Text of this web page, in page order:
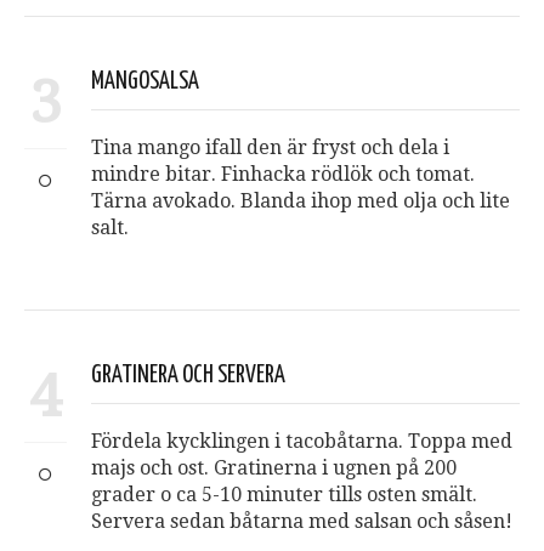
3 MANGOSALSA
Tina mango ifall den är fryst och dela i
mindre bitar. Finhacka rödlök och tomat.
Tärna avokado. Blanda ihop med olja och lite
salt.
4 GRATINERA OCH SERVERA
Fördela kycklingen i tacobåtarna. Toppa med
majs och ost. Gratinerna i ugnen på 200
grader o ca 5-10 minuter tills osten smält.
Servera sedan båtarna med salsan och såsen!